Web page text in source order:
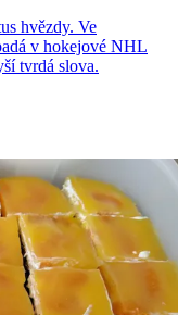
hvězdy. Ve
v hokejové NHL
tvrdá slova.